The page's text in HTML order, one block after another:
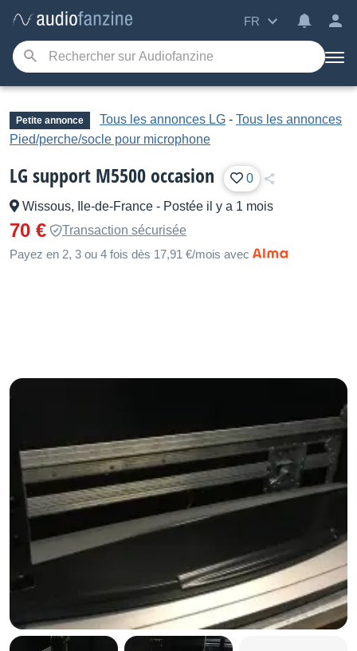
FR
Petite annonce Tous les annonces LG - Tous les annonces
Pied/perche/socle pour microphone
LG support M5500 occasion 0
Wissous, Ile-de-France - Postée il y a 1 mois
70 €
Transaction sécurisée
Payez en 2, 3 ou 4 fois dès 17,91 €/mois avec